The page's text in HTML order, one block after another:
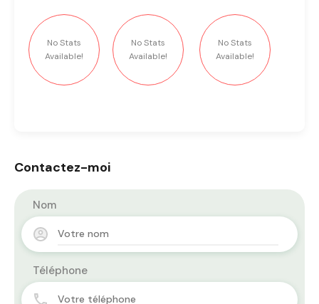
No Stats
Available!
No Stats
Available!
No Stats
Available!
Contactez-moi
Nom
Téléphone